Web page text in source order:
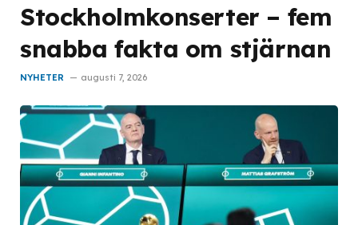
Stockholmkonserter – fem
snabba fakta om stjärnan
NYHETER augusti 7, 2026